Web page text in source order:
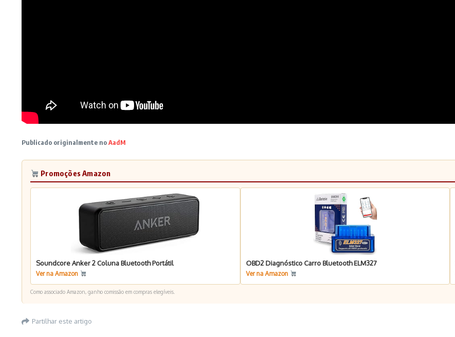
Publicado originalmente noAadM
Promoções Amazon
Soundcore Anker 2 Coluna Bluetooth Portátil
Ver na Amazon
OBD2 Diagnóstico Carro Bluetooth ELM327
Ver na Amazon
Como associado Amazon, ganho comissão em compras elegíveis.
Partilhar este artigo